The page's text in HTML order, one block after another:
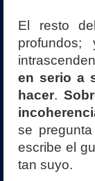
El resto
en serio a
hacer.
se
escribe el
tan suyo.